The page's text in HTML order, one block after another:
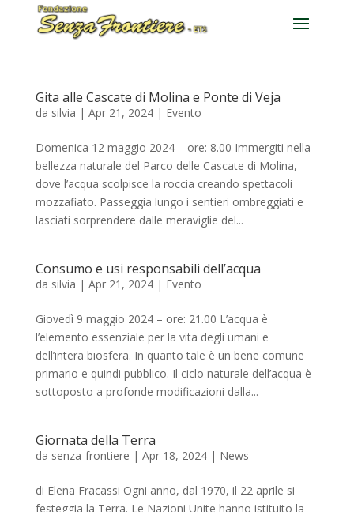
Gita alle Cascate di Molina e Ponte di Veja
da silvia | Apr 21, 2024| Evento
Domenica 12 maggio 2024 – ore: 8.00 Immergiti nella
bellezza naturale del Parco delle Cascate di Molina,
dove l’acqua scolpisce la roccia creando spettacoli
mozzafiato. Passeggia lungo i sentieri ombreggiati e
lasciati sorprendere dalle meraviglie del...
Consumo e usi responsabili dell’acqua
da silvia | Apr 21, 2024| Evento
Giovedì 9 maggio 2024 – ore: 21.00 L’acqua è
l’elemento essenziale per la vita degli umani e
dell’intera biosfera. In quanto tale è un bene comune
primario e quindi pubblico. Il ciclo naturale dell’acqua è
sottoposto a profonde modificazioni dalla...
Giornata della Terra
da senza-frontiere | Apr 18, 2024| News
di Elena Fracassi Ogni anno, dal 1970, il 22 aprile si
festeggia la Terra. Le Nazioni Unite hanno istituito la